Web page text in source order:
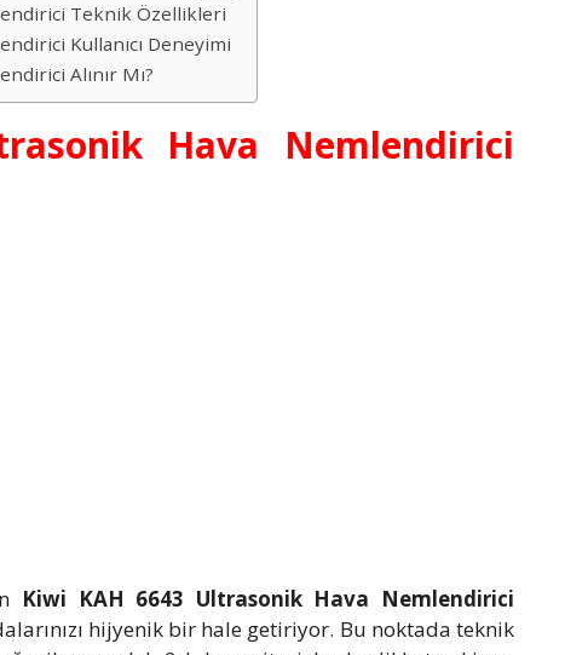
Teknik Özellikleri
Kullanıcı Deneyimi
Alınır Mı?
Hava Nemlendirici
Kiwi KAH 6643 Ultrasonik Hava Nemlendirici
hijyenik bir hale getiriyor. Bu noktada teknik